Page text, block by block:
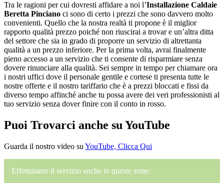
Tra le ragioni per cui dovresti affidare a noi l’Installazione Caldaie
Beretta Pinciano ci sono di certo i prezzi che sono davvero molto
convenienti. Quello che la nostra realtà ti propone è il miglior
rapporto qualità prezzo poiché non riuscirai a trovar e un’altra ditta
del settore che sia in grado di proporre un servizio di altrettanta
qualità a un prezzo inferiore. Per la prima volta, avrai finalmente
pieno accesso a un servizio che ti consente di risparmiare senza
dovere rinunciare alla qualità. Sei sempre in tempo per chiamare ora
i nostri uffici dove il personale gentile e cortese ti presenta tutte le
nostre offerte e il nostro tariffario che è a prezzi bloccati e fissi da
diverso tempo affinché anche tu possa avere dei veri professionisti al
tuo servizio senza dover finire con il conto in rosso.
Puoi Trovarci anche su YouTube
Guarda il nostro video su YouTube, Clicca Qui
Effettuiamo il servizio anche in queste zone: